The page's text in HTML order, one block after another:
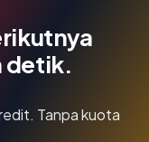
detik.
Tanpa kuota